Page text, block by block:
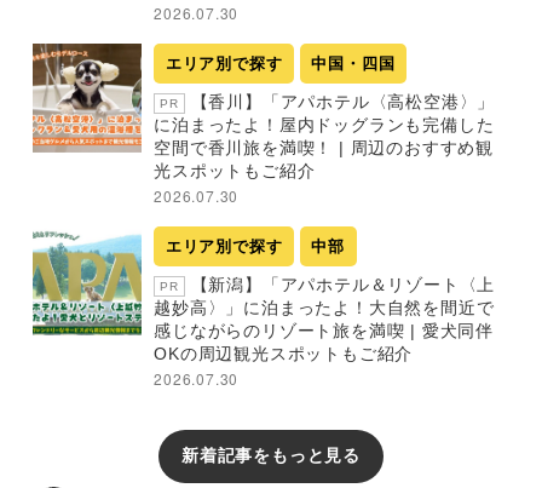
2026.07.30
エリア別で探す 中国・四国
PR
【香川】「アパホテル〈高松空港〉」
に泊まったよ！屋内ドッグランも完備した
空間で香川旅を満喫！ | 周辺のおすすめ観
光スポットもご紹介
2026.07.30
エリア別で探す 中部
PR
【新潟】「アパホテル＆リゾート〈上
越妙高〉」に泊まったよ！大自然を間近で
感じながらのリゾート旅を満喫 | 愛犬同伴
OKの周辺観光スポットもご紹介
2026.07.30
新着記事をもっと見る